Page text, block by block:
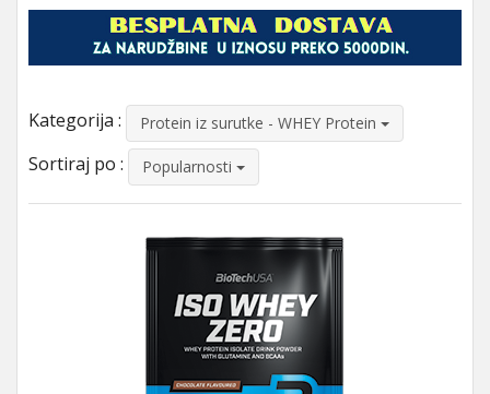
Kategorija : Protein iz surutke - WHEY Protein
Sortiraj po : Popularnosti